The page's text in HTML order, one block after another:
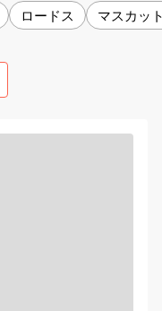
ロードス マスカッ